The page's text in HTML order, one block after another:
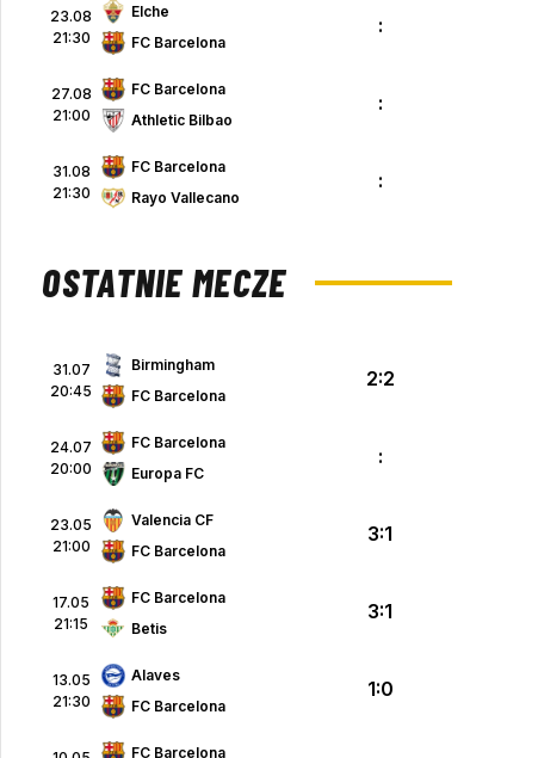
23.08
21:30
Elche
FC Barcelona
:
27.08
21:00
FC Barcelona
Athletic Bilbao
:
31.08
21:30
FC Barcelona
Rayo Vallecano
:
OSTATNIE MECZE
31.07
20:45
Birmingham
FC Barcelona
2:2
24.07
20:00
FC Barcelona
Europa FC
:
23.05
21:00
Valencia CF
FC Barcelona
3:1
17.05
21:15
FC Barcelona
Betis
3:1
13.05
21:30
Alaves
FC Barcelona
1:0
FC Barcelona